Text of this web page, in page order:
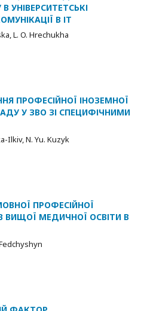
В ІТ
L. O. Hrechukha
ПРОФЕСІЙНОЇ ІНОЗЕМНОЇ
У ЗВО ЗІ СПЕЦИФІЧНИМИ
Ilkiv, N. Yu. Kuzyk
ПРОФЕСІЙНОЇ
ВИЩОЇ МЕДИЧНОЇ ОСВІТИ В